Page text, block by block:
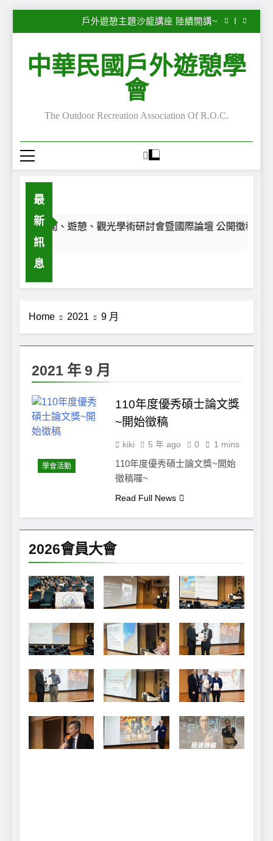
子
2026第28屆休閒、遊憩、觀光學術研討會暨國際
論壇 公開徵稿中~
戶外遊憩主題沙龍講座 陸續開講~
“Serious Leisure”專欄—嚴肅休閒的嚴肅性與不嚴
子
2026第28屆休閒、遊憩、觀光學術研討會暨國際
論壇 公開徵稿中~
戶外遊憩主題沙龍講座 陸續開講~
“Serious Leisure”專欄—嚴肅休閒的嚴肅性與不嚴
肅性—自我認同之旅
“Serious Leisure”專欄— 每一段路，都是一面鏡
中華民國戶外遊憩學
會
The Outdoor Recreation Association Of R.O.C.
最
新
訊
息
2026第28屆休閒、遊憩、觀光學術研討會暨國際論壇 公開徵稿中~
Home 2021 9 月
2021 年 9 月
學會活動
110年度優秀碩士論文獎
~開始徵稿
kiki 5 年 ago 0 1 mins
110年度優秀碩士論文獎~開始
徵稿囉~
Read Full News
2026會員大會